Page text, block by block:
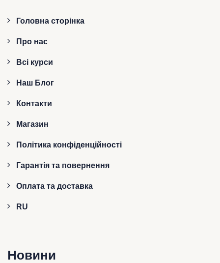
Головна сторінка
Про нас
Всі курси
Наш Блог
Контакти
Магазин
Політика конфіденційності
Гарантія та повернення
Оплата та доставка
RU
Новини